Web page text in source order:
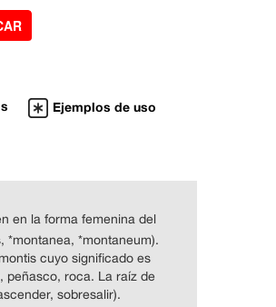
Ejemplos de uso
en la forma femenina del
*montanea, *montaneum).
cuyo significado es
peñasco, roca. La raíz de
sobresalir).